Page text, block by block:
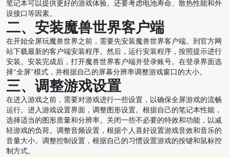
笔记本可以提供更好的游戏体验。还要考虑电池寿命、散热性能和外
设接口等因素。
二、安装魔兽世界客户端
在开始全屏玩魔兽世界之前，需要先安装魔兽世界客户端。到官方网
站下载最新的客户端安装程序。然后，运行安装程序，按照提示进行
安装。安装完成后，打开魔兽世界客户端并登录账号。在登录界面选
择“全屏”模式，并根据自己的屏幕分辨率调整游戏窗口的大小。
三、调整游戏设置
在进入游戏之前，需要对游戏进行一些设置，以确保全屏游戏的流畅
运行。进入游戏设置界面，调整图形设置。根据自己的笔记本性能，
选择适当的图形质量和分辨率。关闭一些不必要的特效和功能，以减
轻游戏的负荷。调整音频设置，根据个人喜好设置游戏音效和音乐的
音量大小。调整控制设置，根据自己的习惯设置游戏的按键和鼠标控
制方式。